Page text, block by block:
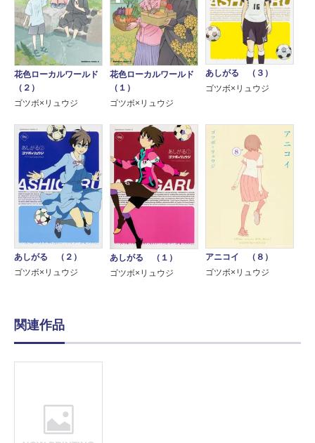
花色ローカルワールド
（２）
ゴツボ×リュウジ
花色ローカルワールド
（１）
ゴツボ×リュウジ
あしがる （３）
ゴツボ×リュウジ
あしがる （２）
ゴツボ×リュウジ
あしがる （１）
ゴツボ×リュウジ
アニコイ （８）
ゴツボ×リュウジ
関連作品